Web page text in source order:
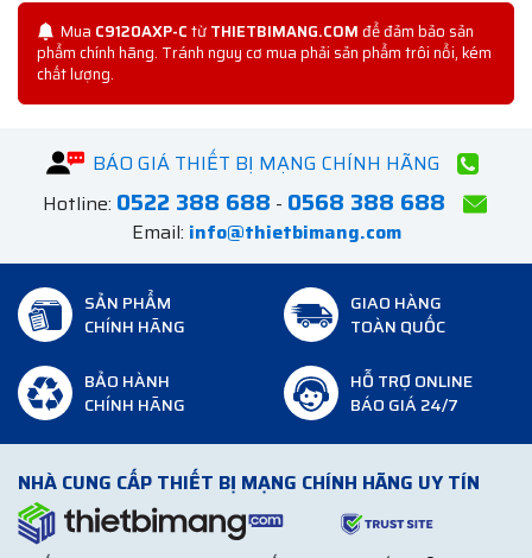
Mua C9120AXP-CtừTHIETBIMANG.COMđể đảm bảo sản
phẩm chính hãng. Tránh nguy cơ mua phải sản phẩm trôi nổi, kém
chất lượng.
BÁO GIÁ THIẾT BỊ MẠNG CHÍNH HÃNG
Hotline: 0522 388 688 - 0568 388 688
Email: info@thietbimang.com
SẢN PHẨM
CHÍNH HÃNG
GIAO HÀNG
TOÀN QUỐC
BẢO HÀNH
CHÍNH HÃNG
HỖ TRỢ ONLINE
BÁO GIÁ 24/7
NHÀ CUNG CẤP THIẾT BỊ MẠNG CHÍNH HÃNG UY TÍN